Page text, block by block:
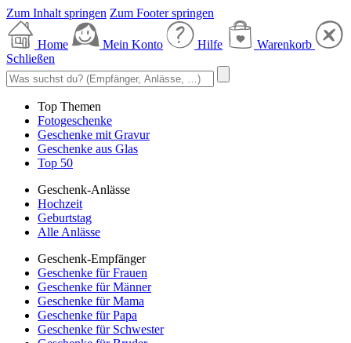
Zum Inhalt springen Zum Footer springen
Home Mein Konto Hilfe
Warenkorb
Schließen
Top Themen
Fotogeschenke
Geschenke mit Gravur
Geschenke aus Glas
Top 50
Geschenk-Anlässe
Hochzeit
Geburtstag
Alle Anlässe
Geschenk-Empfänger
Geschenke für Frauen
Geschenke für Männer
Geschenke für Mama
Geschenke für Papa
Geschenke für Schwester